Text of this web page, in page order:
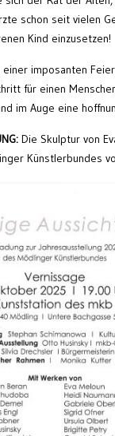
schon seit vielen
Kind einzusetzen!
einer imposanten
für einen
im Auge eine
Die Skulptur von
Künstlerbundes